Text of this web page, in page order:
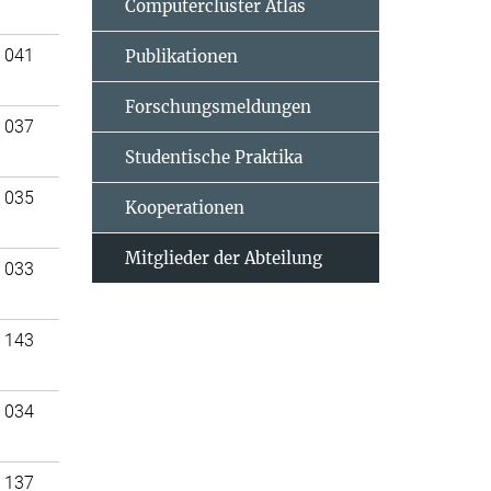
037
035
033
143
034
137
Computercluster Atlas
Publikationen
Forschungsmeldungen
Studentische Praktika
Kooperationen
Mitglieder der Abteilung